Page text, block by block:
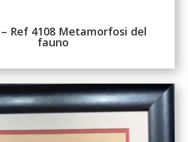
Ref 4108 Metamorfosi del
fauno